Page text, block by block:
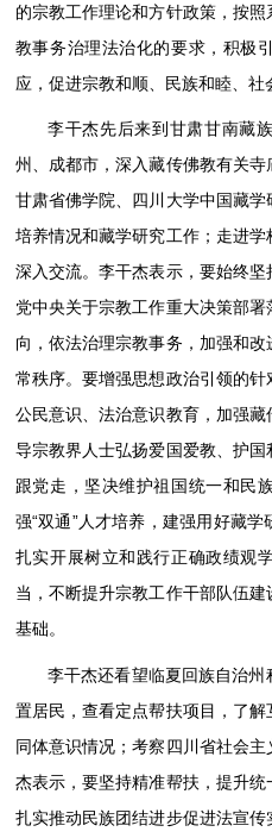
的宗教工作理论和方针政策，按
教事务治理法治化的要求，积极
应，促进宗教和顺、民族和睦、社
李干杰先后来到甘肃甘南藏
州、成都市，深入藏传佛教有关
甘肃省佛学院、四川大学中国藏
培养情况和藏学研究工作；走进
深入交流。李干杰表示，要始终
党中央关于宗教工作重大决策部
向，依法治理宗教事务，加强和
常秩序。要增强思想政治引领的针
公民意识、法治意识教育，加强藏
导宗教界人士弘扬爱国爱教、护国
跟党走，坚决维护祖国统一和民
强“双通”人才培养，建强用好藏
扎实开展树立和践行正确政绩观
当，不断提升宗教工作干部队伍
基础。
李干杰还看望临夏回族自治
置居民，查看定点帮扶项目，了
同体意识情况；考察四川省社会
杰表示，要坚持精准帮扶，提升
扎实推动民族团结进步促进法宣